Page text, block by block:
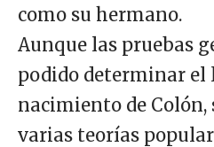
como su hermano.
Aunque las pruebas
podido determinar el
nacimiento de Colón,
varias teorías